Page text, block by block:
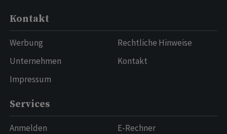
Kontakt
Werbung
Unternehmen
Impressum
Rechtliche Hinweise
Kontakt
Services
Anmelden
E-Rechner